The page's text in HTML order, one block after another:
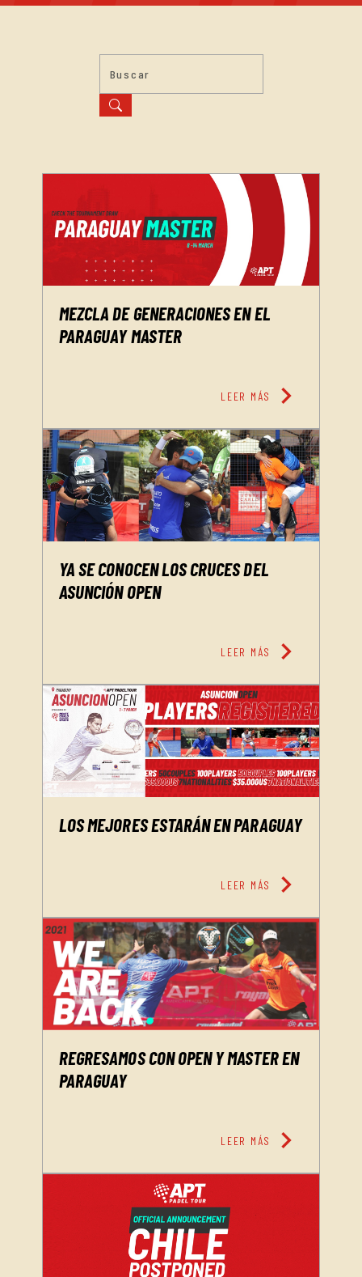
MEZCLA DE GENERACIONES EN EL
PARAGUAY MASTER
LEER MÁS chevron_right
YA SE CONOCEN LOS CRUCES DEL
ASUNCIÓN OPEN
LEER MÁS chevron_right
LOS MEJORES ESTARÁN EN PARAGUAY
LEER MÁS chevron_right
REGRESAMOS CON OPEN Y MASTER EN
PARAGUAY
LEER MÁS chevron_right